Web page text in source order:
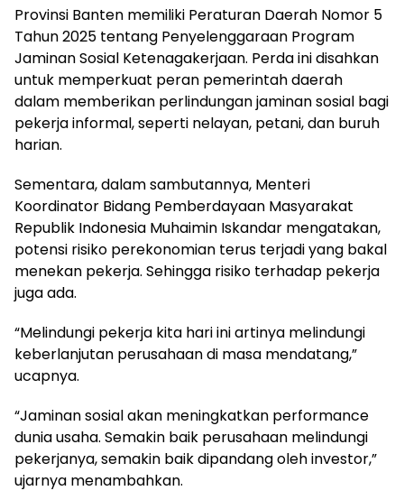
Provinsi Banten memiliki Peraturan Daerah Nomor 5
Tahun 2025 tentang Penyelenggaraan Program
Jaminan Sosial Ketenagakerjaan. Perda ini disahkan
untuk memperkuat peran pemerintah daerah
dalam memberikan perlindungan jaminan sosial bagi
pekerja informal, seperti nelayan, petani, dan buruh
harian.
Sementara, dalam sambutannya, Menteri
Koordinator Bidang Pemberdayaan Masyarakat
Republik Indonesia Muhaimin Iskandar mengatakan,
potensi risiko perekonomian terus terjadi yang bakal
menekan pekerja. Sehingga risiko terhadap pekerja
juga ada.
“Melindungi pekerja kita hari ini artinya melindungi
keberlanjutan perusahaan di masa mendatang,”
ucapnya.
“Jaminan sosial akan meningkatkan performance
dunia usaha. Semakin baik perusahaan melindungi
pekerjanya, semakin baik dipandang oleh investor,”
ujarnya menambahkan.